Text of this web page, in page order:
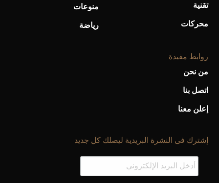
تقنية
محركات
منوعات
رياضة
روابط مفيدة
من نحن
اتصل بنا
إعلن معنا
إشترك فى النشرة البريدية ليصلك كل جديد